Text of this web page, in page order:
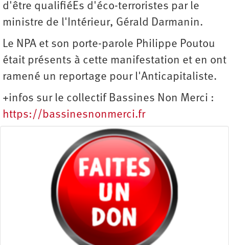
d'être qualifiéEs d'éco-terroristes par le
ministre de l'Intérieur, Gérald Darmanin.
Le NPA et son porte-parole Philippe Poutou
était présents à cette manifestation et en ont
ramené un reportage pour l'Anticapitaliste.
+infos sur le collectif Bassines Non Merci :
https://bassinesnonmerci.fr